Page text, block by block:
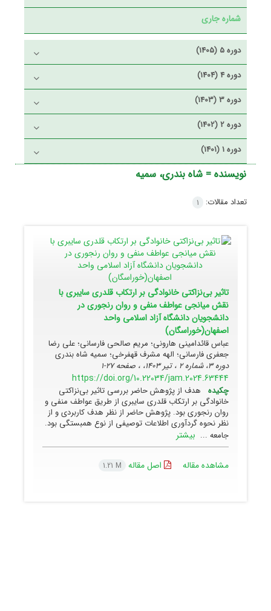
شماره جاری
دوره 5 (1405)
دوره 4 (1404)
دوره 3 (1403)
دوره 2 (1402)
دوره 1 (1401)
نویسنده = شاه بندری، سمیه
تعداد مقالات: 1
تاثیر بی‌نزاکتی خانوادگی بر ارتکاب قلدری سایبری با
نقش میانجی عواطف منفی و روان رنجوری در
دانشجویان دانشگاه آزاد اسلامی واحد
اصفهان(خوراسگان)
عباس قائدامینی هارونی؛ مریم صالحی فارسانی؛ علی رضا
جعفری فارسانی؛ الهه مشرف قهفرخی؛ سمیه شاه بندری
دوره 3، شماره 2 ، تیر 1403، ، صفحه
27-1
https://doi.org/10.22034/jam.2024.63444
چکیده
هدف از پژوهش حاضر بررسی تاثیر بی‌نزاکتی
خانوادگی بر ارتکاب قلدری سایبری از طریق عواطف منفی و
روان رنجوری بود. پژوهش حاضر از نظر هدف کاربردی و از
نظر نحوه گردآوری اطلاعات توصیفی از نوع همبستگی بود.
جامعه ... بیشتر
مشاهده مقاله اصل مقاله 1.21 M